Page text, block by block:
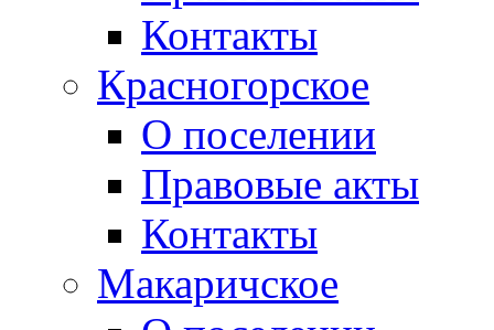
Контакты
Красногорское
О поселении
Правовые акты
Контакты
Макаричское